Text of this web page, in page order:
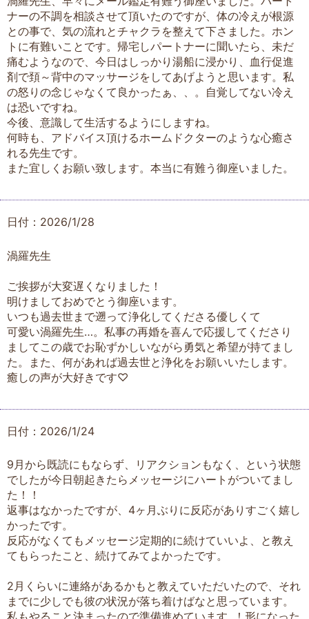
ナーの不調を相談させて頂いたのですが、体の冷えが根源
との事で、気の流れとチャクラを整えて下さました。ホン
トに有難いことです。帰宅しパートナーに聞いたら、未だ
痛むようなので、今日はしっかり湯船に浸かり、血行促進
剤で頚～背中のマッサージをしてあげようと思います。私
の怒りの念じゃなくて良かったぁ、、。自覚してない冷え
は恐いですね。
今後、意識して生活するようにしますね。
何時も、アドバイス頂けるホームドクターのような心癒さ
れる先生です。
また宜しくお願い致します。本当に有難う御座いました。
日付：2026/1/28
渦羅先生
ご挨拶が大変遅くなりました！
明けましておめでとう御座います。
いつも過去世まで遡って浄化してくださる優しくて
可愛い渦羅先生…。私事の再婚を喜んで応援してくださり
ましてこの歳でお恥ずかしいながら勇気と希望が持てまし
た。また、何があれば過去世と浄化をお願いいたします。
癒しの声が大好きです♡
日付：2026/1/24
9月から既読にもならず、リアクションもなく、という状態
でしたが今日朝起きたらメッセージにハートがついてまし
た！！
返事はなかったですが、4ヶ月ぶりに反応がありすごく嬉し
かったです。
反応がなくてもメッセージ定期的に続けていいよ、と教え
てもらったこと、続けてみてよかったです。
2月くらいに連絡があるかもと教えていただいたので、それ
までに少しでも彼の状況が落ち着けばなと思っています。